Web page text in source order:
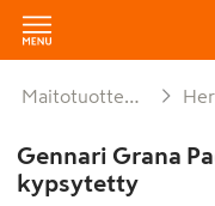
Maitotuotteet ja munat
Gennari Grana
kypsytetty